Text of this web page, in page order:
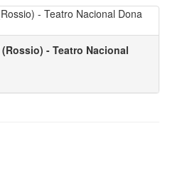
- Teatro Nacional